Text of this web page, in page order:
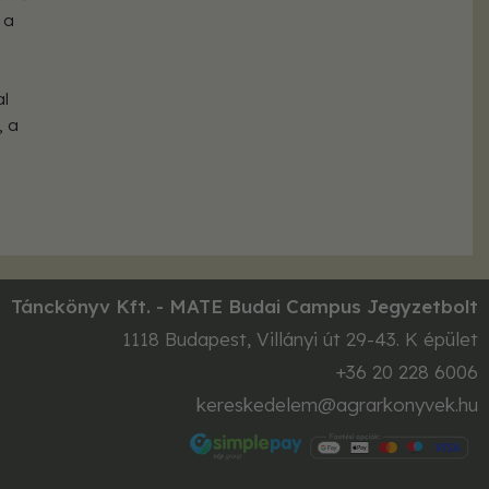
a
a
Tánckönyv Kft. - MATE Budai Campus Jegyzetbolt
1118 Budapest, Villányi út 29-43. K épület
+36 20 228 6006
kereskedelem@agrarkonyvek.hu